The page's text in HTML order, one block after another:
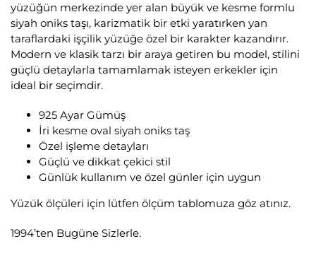
yüzüğün merkezinde yer alan büyük ve kesme formlu
siyah oniks taşı, karizmatik bir etki yaratırken yan
taraflardaki işçilik yüzüğe özel bir karakter kazandırır.
Modern ve klasik tarzı bir araya getiren bu model, stilini
güçlü detaylarla tamamlamak isteyen erkekler için
ideal bir seçimdir.
925 Ayar Gümüş
İri kesme oval siyah oniks taş
Özel işleme detayları
Güçlü ve dikkat çekici stil
Günlük kullanım ve özel günler için uygun
Yüzük ölçüleri için lütfen ölçüm tablomuza göz atınız.
1994’ten Bugüne Sizlerle.